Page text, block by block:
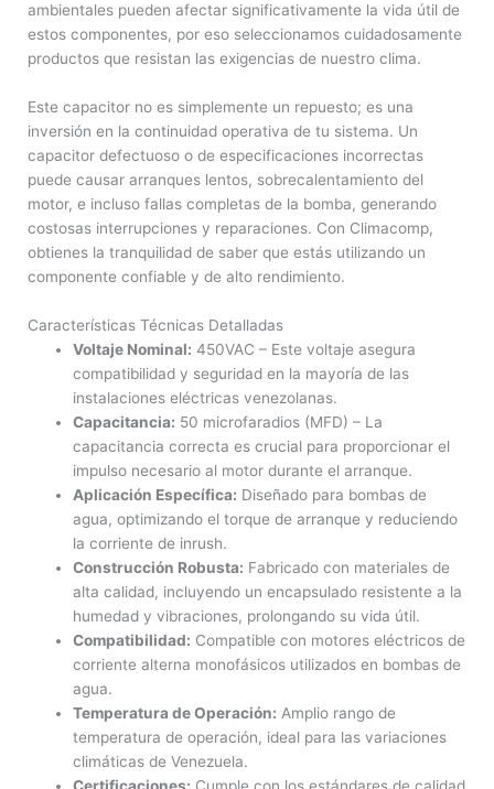
ambientales pueden afectar significativamente la vida útil de
estos componentes, por eso seleccionamos cuidadosamente
productos que resistan las exigencias de nuestro clima.
Este capacitor no es simplemente un repuesto; es una
inversión en la continuidad operativa de tu sistema. Un
capacitor defectuoso o de especificaciones incorrectas
puede causar arranques lentos, sobrecalentamiento del
motor, e incluso fallas completas de la bomba, generando
costosas interrupciones y reparaciones. Con Climacomp,
obtienes la tranquilidad de saber que estás utilizando un
componente confiable y de alto rendimiento.
Características Técnicas Detalladas
Voltaje Nominal: 450VAC – Este voltaje asegura
compatibilidad y seguridad en la mayoría de las
instalaciones eléctricas venezolanas.
Capacitancia: 50 microfaradios (MFD) – La
capacitancia correcta es crucial para proporcionar el
impulso necesario al motor durante el arranque.
Aplicación Específica: Diseñado para bombas de
agua, optimizando el torque de arranque y reduciendo
la corriente de inrush.
Construcción Robusta: Fabricado con materiales de
alta calidad, incluyendo un encapsulado resistente a la
humedad y vibraciones, prolongando su vida útil.
Compatibilidad: Compatible con motores eléctricos de
corriente alterna monofásicos utilizados en bombas de
agua.
Temperatura de Operación: Amplio rango de
temperatura de operación, ideal para las variaciones
climáticas de Venezuela.